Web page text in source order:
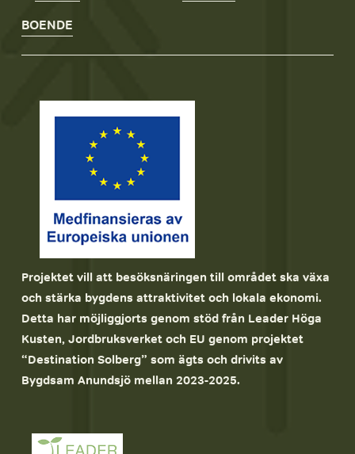
BOENDE
Projektet vill att besöksnäringen till området ska växa
och stärka bygdens attraktivitet och lokala ekonomi.
Detta har möjliggjorts genom stöd från Leader Höga
Kusten, Jordbruksverket och EU genom projektet
“Destination Solberg” som ägts och drivits av
Bygdsam Anundsjö mellan 2023-2025.